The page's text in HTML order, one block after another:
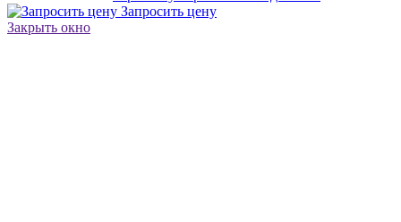
Запросить цену
Закрыть окно